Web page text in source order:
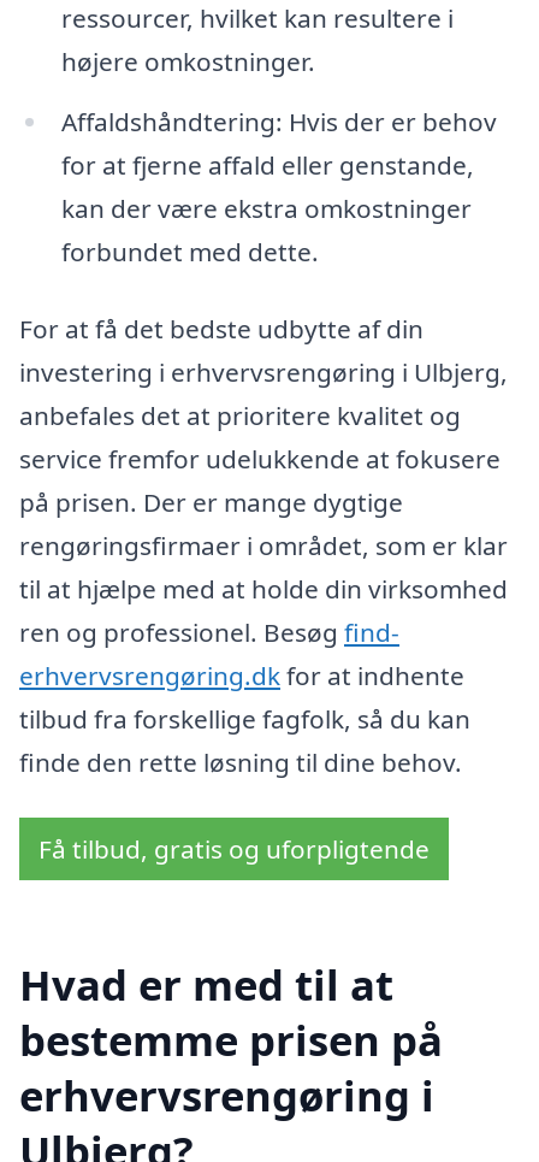
ressourcer, hvilket kan resultere i
højere omkostninger.
Affaldshåndtering: Hvis der er behov
for at fjerne affald eller genstande,
kan der være ekstra omkostninger
forbundet med dette.
For at få det bedste udbytte af din
investering i erhvervsrengøring i Ulbjerg,
anbefales det at prioritere kvalitet og
service fremfor udelukkende at fokusere
på prisen. Der er mange dygtige
rengøringsfirmaer i området, som er klar
til at hjælpe med at holde din virksomhed
ren og professionel. Besøg find-
erhvervsrengøring.dkfor at indhente
tilbud fra forskellige fagfolk, så du kan
finde den rette løsning til dine behov.
Få tilbud, gratis og uforpligtende
Hvad er med til at
bestemme prisen på
erhvervsrengøring i